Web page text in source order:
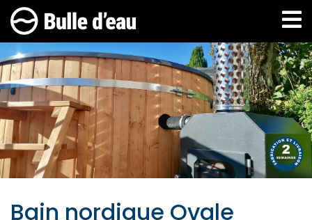
Aller
au
contenu
principal
Bain nordique Ovale